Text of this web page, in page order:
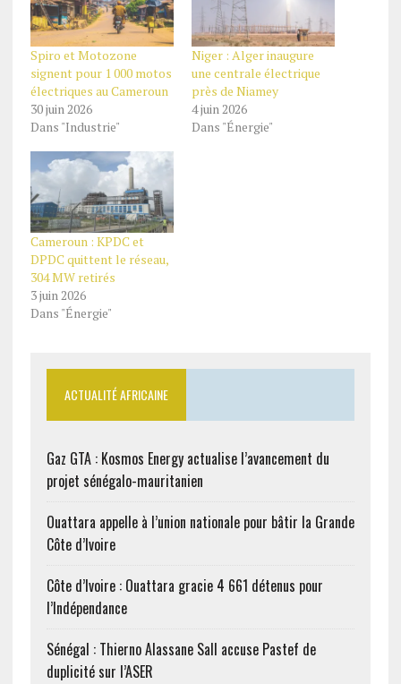
Spiro et Motozone
signent pour 1 000 motos
électriques au Cameroun
30 juin 2026
Dans "Industrie"
Niger : Alger inaugure
une centrale électrique
près de Niamey
4 juin 2026
Dans "Énergie"
Cameroun : KPDC et
DPDC quittent le réseau,
304 MW retirés
3 juin 2026
Dans "Énergie"
ACTUALITÉ AFRICAINE
Gaz GTA : Kosmos Energy actualise l’avancement du
projet sénégalo-mauritanien
Ouattara appelle à l’union nationale pour bâtir la Grande
Côte d’Ivoire
Côte d’Ivoire : Ouattara gracie 4 661 détenus pour
l’Indépendance
Sénégal : Thierno Alassane Sall accuse Pastef de
duplicité sur l’ASER